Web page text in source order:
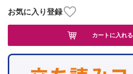
お気に入り登録
カートに入れる